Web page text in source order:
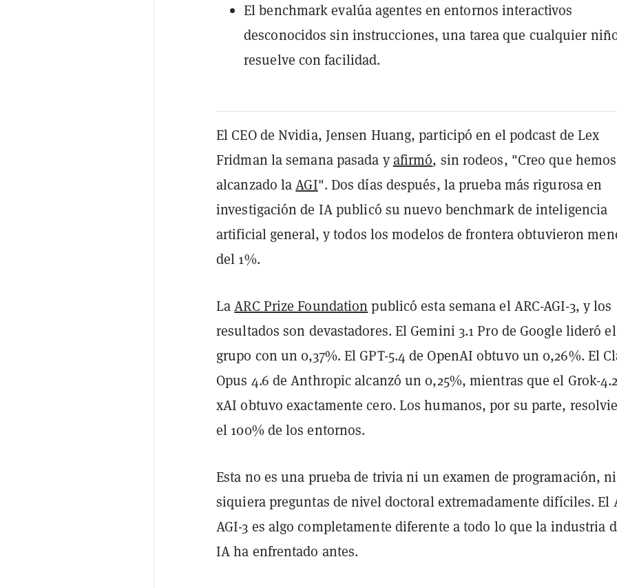
El benchmark evalúa agentes en entornos interactivos
desconocidos sin instrucciones, una tarea que cualquier
resuelve con facilidad.
El CEO de Nvidia, Jensen Huang, participó en el podcast de Lex
Fridman la semana pasada yafirmó, sin rodeos, "Creo que hemos
alcanzado laAGI". Dos días después, la prueba más rigurosa en
investigación de IA publicó su nuevo benchmark de inteligencia
artificial general, y todos los modelos de frontera obtuvieron
del 1%.
LaARC Prize Foundation publicó esta semana el ARC-AGI-3, y los
resultados son devastadores. El Gemini 3.1 Pro de Google lideró el
grupo con un 0,37%. El GPT-5.4 de OpenAI obtuvo un 0,26%. El
Opus 4.6 de Anthropic alcanzó un 0,25%, mientras que el Grok-
xAI obtuvo exactamente cero. Los humanos, por su parte,
el 100% de los entornos.
Esta no es una prueba de trivia ni un examen de programación, ni
siquiera preguntas de nivel doctoral extremadamente difíciles. El
AGI-3 es algo completamente diferente a todo lo que la industria
IA ha enfrentado antes.